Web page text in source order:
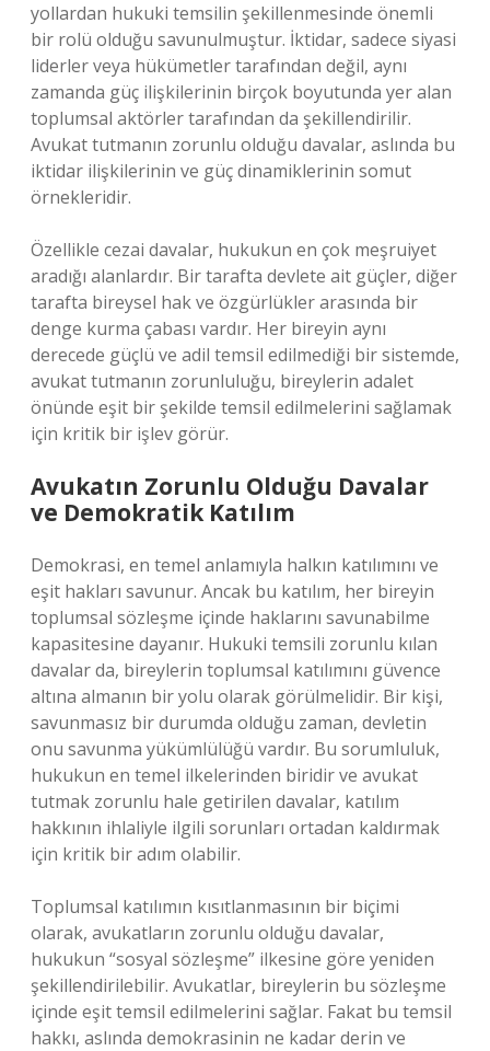
yollardan hukuki temsilin şekillenmesinde önemli
bir rolü olduğu savunulmuştur. İktidar, sadece siyasi
liderler veya hükümetler tarafından değil, aynı
zamanda güç ilişkilerinin birçok boyutunda yer alan
toplumsal aktörler tarafından da şekillendirilir.
Avukat tutmanın zorunlu olduğu davalar, aslında bu
iktidar ilişkilerinin ve güç dinamiklerinin somut
örnekleridir.
Özellikle cezai davalar, hukukun en çok meşruiyet
aradığı alanlardır. Bir tarafta devlete ait güçler, diğer
tarafta bireysel hak ve özgürlükler arasında bir
denge kurma çabası vardır. Her bireyin aynı
derecede güçlü ve adil temsil edilmediği bir sistemde,
avukat tutmanın zorunluluğu, bireylerin adalet
önünde eşit bir şekilde temsil edilmelerini sağlamak
için kritik bir işlev görür.
Avukatın Zorunlu Olduğu Davalar
ve Demokratik Katılım
Demokrasi, en temel anlamıyla halkın katılımını ve
eşit hakları savunur. Ancak bu katılım, her bireyin
toplumsal sözleşme içinde haklarını savunabilme
kapasitesine dayanır. Hukuki temsili zorunlu kılan
davalar da, bireylerin toplumsal katılımını güvence
altına almanın bir yolu olarak görülmelidir. Bir kişi,
savunmasız bir durumda olduğu zaman, devletin
onu savunma yükümlülüğü vardır. Bu sorumluluk,
hukukun en temel ilkelerinden biridir ve avukat
tutmak zorunlu hale getirilen davalar, katılım
hakkının ihlaliyle ilgili sorunları ortadan kaldırmak
için kritik bir adım olabilir.
Toplumsal katılımın kısıtlanmasının bir biçimi
olarak, avukatların zorunlu olduğu davalar,
hukukun “sosyal sözleşme” ilkesine göre yeniden
şekillendirilebilir. Avukatlar, bireylerin bu sözleşme
içinde eşit temsil edilmelerini sağlar. Fakat bu temsil
hakkı, aslında demokrasinin ne kadar derin ve